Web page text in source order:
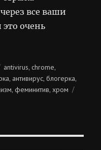
все ваши
очень
Tags
antivirus,chrome,
, антивирус,блогерка,
,феминитив,хром